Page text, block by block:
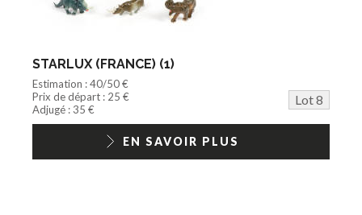
STARLUX (FRANCE) (1)
Estimation : 40/50 €
Prix de départ : 25 €
Lot 8
Adjugé : 35 €
EN SAVOIR PLUS